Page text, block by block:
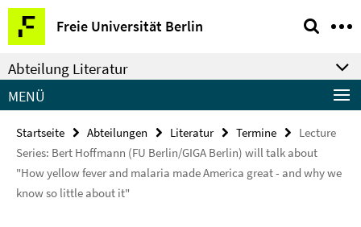
Springe
direkt
zu
Inhalt
Freie Universität Berlin
Service-
Navigation
Abteilung Literatur
MENÜ
Startseite Abteilungen Literatur Termine
Lecture
Series: Bert Hoffmann (FU Berlin/GIGA Berlin) will talk about
"How yellow fever and malaria made America great - and why we
know so little about it"